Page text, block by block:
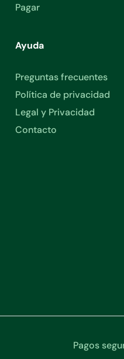
Pagar
Ayuda
Preguntas frecuentes
Política de privacidad
Legal y Privacidad
Contacto
Pagos